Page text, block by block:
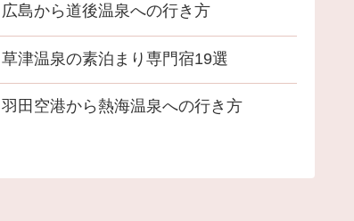
広島から道後温泉への行き方
草津温泉の素泊まり専門宿19選
羽田空港から熱海温泉への行き方